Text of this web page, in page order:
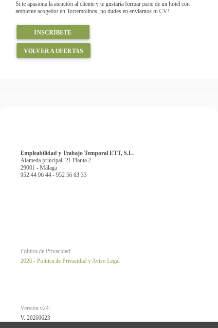
Si te apasiona la atención al cliente y te gustaría formar parte de un hotel con
ambiente acogedor en Torremolinos, no dudes en enviarnos tu CV!
INSCRÍBETE
VOLVER A OFERTAS
Empleabilidad y Trabajo Temporal ETT, S.L.
Alameda principal, 21 Planta 2
29001 - Málaga
952 44 96 44 - 952 56 63 33
Política de Privacidad:
2026 - Política de Privacidad y Aviso Legal
Versión v24:
V. 20260623